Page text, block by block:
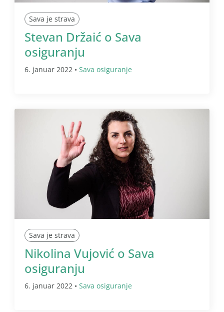
Sava je strava
Stevan Držaić o Sava
osiguranju
6. januar 2022 • Sava osiguranje
Sava je strava
Nikolina Vujović o Sava
osiguranju
6. januar 2022 • Sava osiguranje